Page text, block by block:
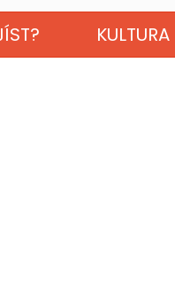
KULTURA